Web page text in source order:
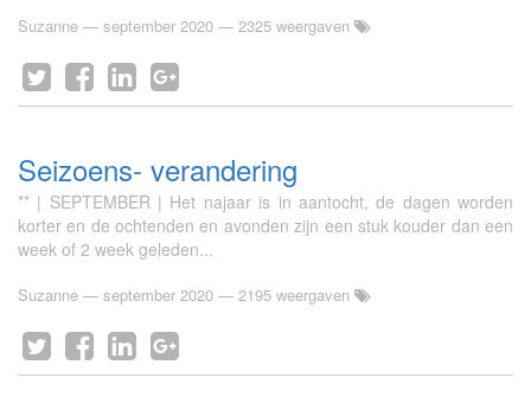
Suzanne — september 2020 — 2325 weergaven
Seizoens- verandering
** | SEPTEMBER | Het najaar is in aantocht, de dagen worden
korter en de ochtenden en avonden zijn een stuk kouder dan een
week of 2 week geleden...
Suzanne — september 2020 — 2195 weergaven